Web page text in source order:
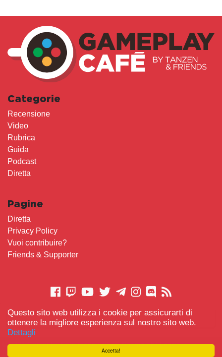
Accetta!
Questo sito web utilizza i cookie per assicurarti di
ottenere la migliore esperienza sul nostro sito web.
Dettagli
Categorie
Recensione
Video
Rubrica
Guida
Podcast
Diretta
Pagine
Diretta
Privacy Policy
Vuoi contribuire?
Friends & Supporter
CONTATTACI
© 2021 Gameplay.Cafe made with Scemo chi Legge-
#TeamBidet